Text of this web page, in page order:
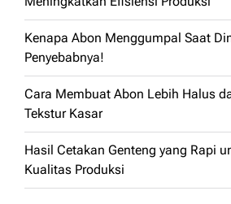
Kenapa Abon Menggumpal Saat
Penyebabnya!
Cara Membuat Abon Lebih Halus
Tekstur Kasar
Hasil Cetakan Genteng yang Rapi
Kualitas Produksi